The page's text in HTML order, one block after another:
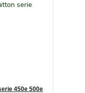
450e 500e